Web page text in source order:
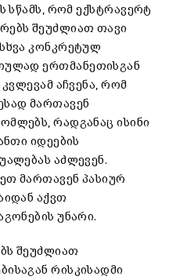
სწამს, რომ ექსტრავერტ
შეუძლიათ თავი
კონკრეტულ
ერთმანეთისგან
აჩვენა, რომ
მართავენ
რადგანაც ისინი
იდეების
აძლევენ.
მართავენ პასიურ
აქვთ
უნარი.
შეუძლიათ
რისკისადმი